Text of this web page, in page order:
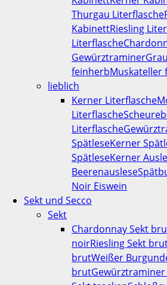
Thurgau Literflasche
KabinettRiesling
Literflasche
Gewürztraminer
feinherbMuskateller
lieblich
Kerner Literflasche
Literflasche
Literflasche
SpätleseKerner
SpätleseKerner
Beerenauslese
Noir Eiswein
Sekt und Secco
Sekt
Chardonnay Sekt
noirRiesling Sekt
brutWeißer
brut